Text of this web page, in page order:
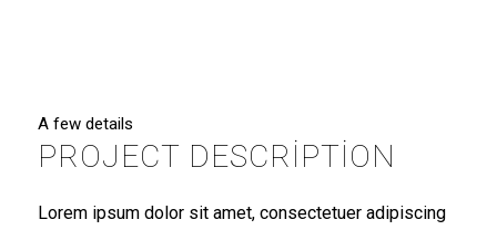
A few details
PROJECT DESCRIPTION
Lorem ipsum dolor sit amet, consectetuer adipiscing